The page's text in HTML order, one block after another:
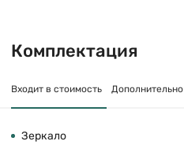
Комплектация
Входит в стоимость Дополнительно
Зеркало